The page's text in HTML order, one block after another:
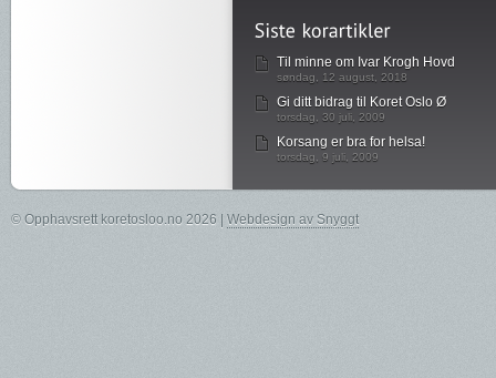
Til minne om Ivar Krogh Hovd
søndag, 12 august, 2018
Gi ditt bidrag til Koret Oslo Ø
torsdag, 30 juli, 2009
Korsang er bra for helsa!
torsdag, 9 juli, 2009
© Opphavsrett koretosloo.no 2026 | Webdesign av Snyggt